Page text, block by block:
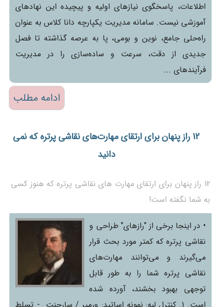
اطلاعات، پاسخگوی نیازهای اولیه و پیچیده این نهادهای
آموزشی نیست. سامانه مدیریت یکپارچه دانا کلاس به عنوان
راه‌حلی جامع، نوین و بومی، پا به عرصه گذاشته تا فصل
جدیدی از دقت، سرعت و ساده‌سازی را در مدیریت
فرآیندهای ...
ادامه مطلب
12 راز پنهان برای ارتقای مهارت‌های نقاشی پرتره که نمی
دانید
12 راز پنهان برای ارتقای مهارت های نقاشی پرتره که هنوز کسی
به شما نگفته است!
• در اینجا برخی از "رازهای" طراحی و
نقاشی پرتره که کمتر مورد بحث قرار
می‌گیرند و می‌توانند مهارت‌های
نقاشی پرتره شما را به طور قابل
توجهی بهبود بخشند، آورده شده